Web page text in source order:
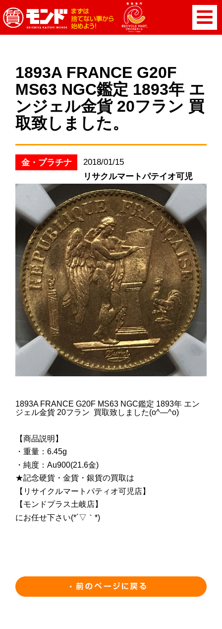
1893A FRANCE G20F
MS63 NGC鑑定 1893年 エ
ンジェル金貨 20フラン 買
取致しました。
金・プラチナ
2018/01/15
リサクルマートパテイオ可児
1893A FRANCE G20F MS63 NGC鑑定 1893年 エン
ジェル金貨 20フラン 買取致しました(o^―^o)
【商品説明】
・重量：6.45g
・純度：Au900(21.6金)
★記念硬貨・金貨・銀貨の買取は
【リサイクルマートパティオ可児店】
【モンドプラス土岐店】
にお任せ下さい(*´▽｀*)